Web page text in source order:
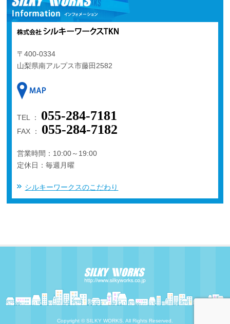
〒400-0334
山梨県南アルプス市藤田2582
TEL ： 055-284-7181
FAX ： 055-284-7182
営業時間：10:00～19:00
定休日：毎週月曜
シルキーワークスのこだわり
Copyright © SILKY WORKS. All Rights Reserved.